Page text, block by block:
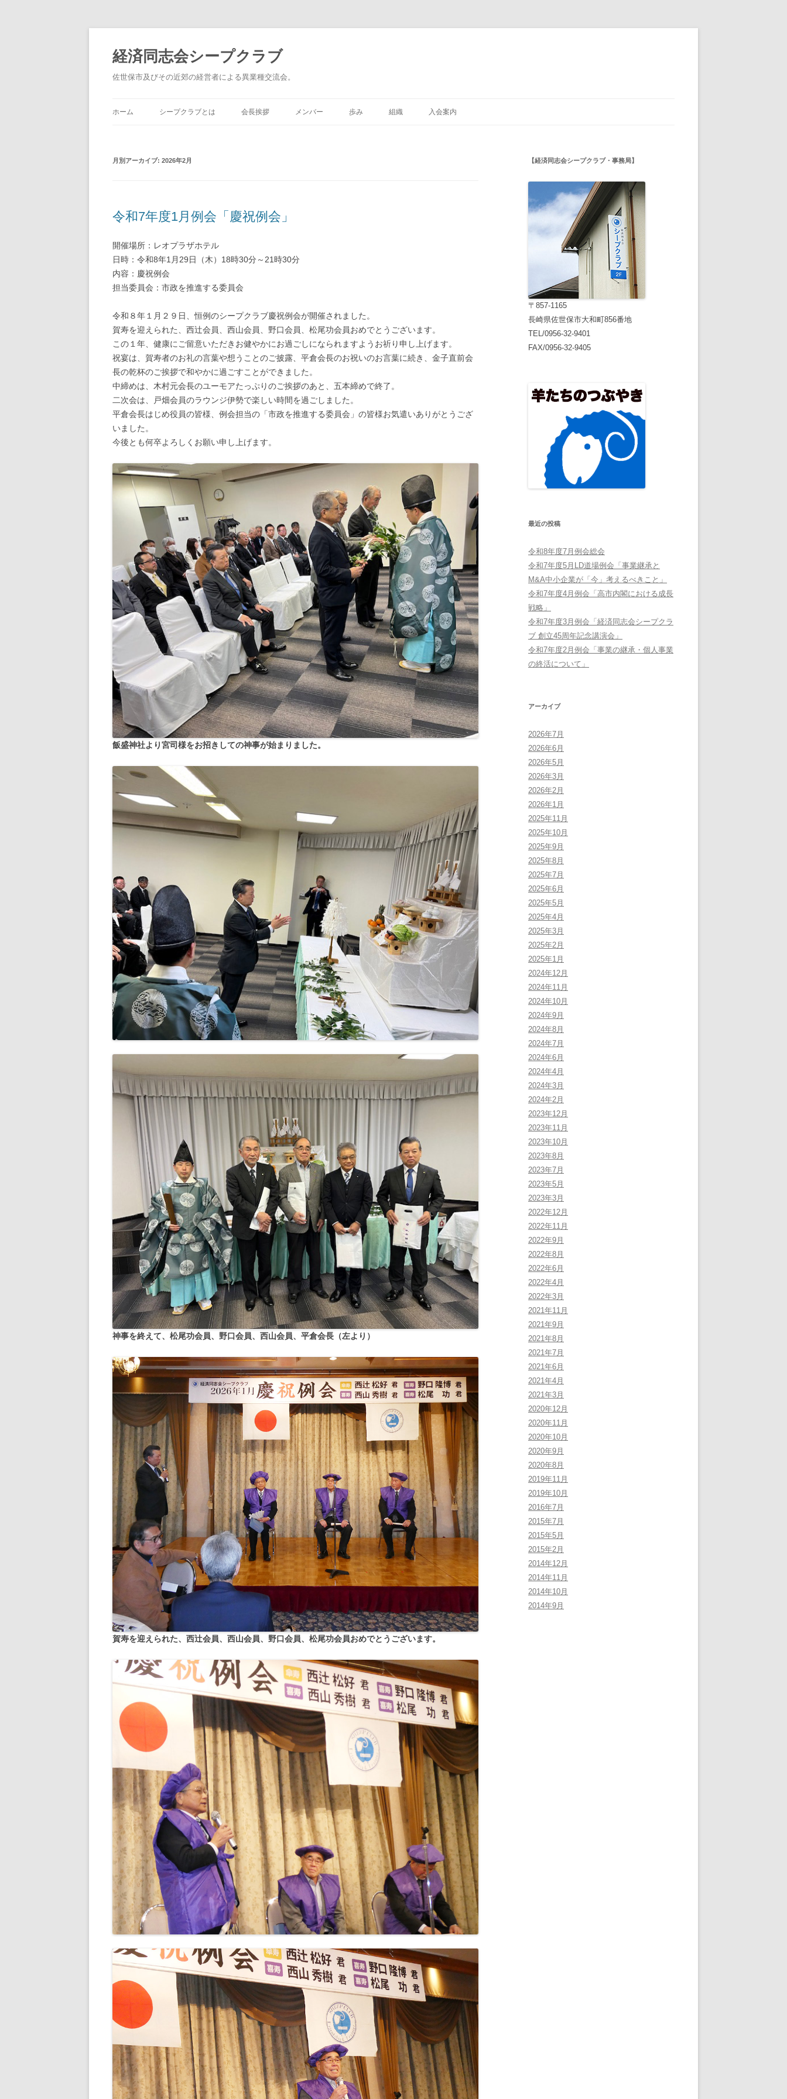
経済同志会シープクラブ
佐世保市及びその近郊の経営者による異業種交流会。
ン
ホーム シープクラブとは 会長挨拶 メンバー 歩み 組織 入会案内
月別アーカイブ: 2026年2月
令和7年度1月例会「慶祝例会」
開催場所：レオプラザホテル
日時：令和8年1月29日（木）18時30分～21時30分
内容：慶祝例会
担当委員会：市政を推進する委員会
令和８年１月２９日、恒例のシープクラブ慶祝例会が開催されました。
賀寿を迎えられた、西辻会員、西山会員、野口会員、松尾功会員おめでとうございます。
この１年、健康にご留意いただきお健やかにお過ごしになられますようお祈り申し上げます。
祝宴は、賀寿者のお礼の言葉や想うことのご披露、平倉会長のお祝いのお言葉に続き、金子直前会
長の乾杯のご挨拶で和やかに過ごすことができました。
中締めは、木村元会長のユーモアたっぷりのご挨拶のあと、五本締めで終了。
二次会は、戸畑会員のラウンジ伊勢で楽しい時間を過ごしました。
平倉会長はじめ役員の皆様、例会担当の「市政を推進する委員会」の皆様お気遣いありがとうござ
いました。
今後とも何卒よろしくお願い申し上げます。
飯盛神社より宮司様をお招きしての神事が始まりました。
神事を終えて、松尾功会員、野口会員、西山会員、平倉会長（左より）
賀寿を迎えられた、西辻会員、西山会員、野口会員、松尾功会員おめでとうございます。
【経済同志会シープクラブ・事務局】
〒857-1165
長崎県佐世保市大和町856番地
TEL/0956-32-9401
FAX/0956-32-9405
最近の投稿
令和8年度7月例会総会
令和7年度5月LD道場例会「事業継承と
M&A中小企業が「今」考えるべきこと」
令和7年度4月例会「高市内閣における成長
戦略」
令和7年度3月例会「経済同志会シープクラ
ブ 創立45周年記念講演会」
令和7年度2月例会「事業の継承・個人事業
の終活について」
アーカイブ
2026年7月
2026年6月
2026年5月
2026年3月
2026年2月
2026年1月
2025年11月
2025年10月
2025年9月
2025年8月
2025年7月
2025年6月
2025年5月
2025年4月
2025年3月
2025年2月
2025年1月
2024年12月
2024年11月
2024年10月
2024年9月
2024年8月
2024年7月
2024年6月
2024年4月
2024年3月
2024年2月
2023年12月
2023年11月
2023年10月
2023年8月
2023年7月
2023年5月
2023年3月
2022年12月
2022年11月
2022年9月
2022年8月
2022年6月
2022年4月
2022年3月
2021年11月
2021年9月
2021年8月
2021年7月
2021年6月
2021年4月
2021年3月
2020年12月
2020年11月
2020年10月
2020年9月
2020年8月
2019年11月
2019年10月
2016年7月
2015年7月
2015年5月
2015年2月
2014年12月
2014年11月
2014年10月
2014年9月